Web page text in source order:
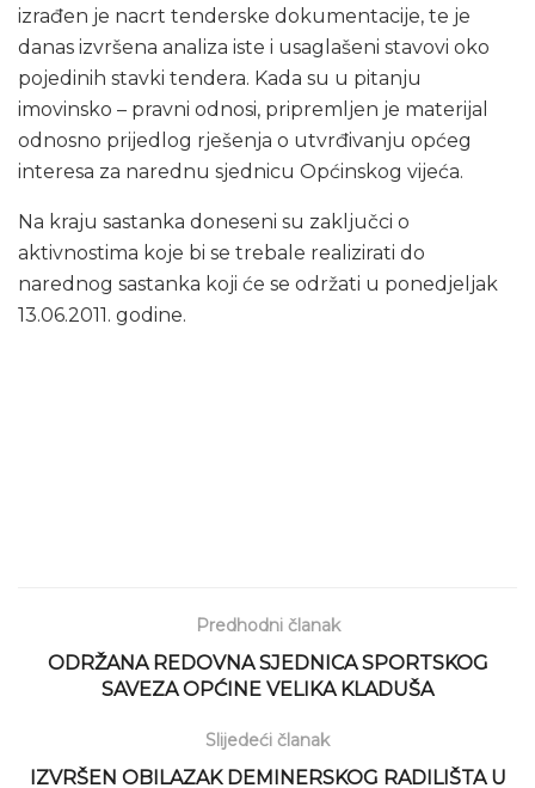
izrađen je nacrt tenderske dokumentacije, te je
danas izvršena analiza iste i usaglašeni stavovi oko
pojedinih stavki tendera. Kada su u pitanju
imovinsko – pravni odnosi, pripremljen je materijal
odnosno prijedlog rješenja o utvrđivanju općeg
interesa za narednu sjednicu Općinskog vijeća.
Na kraju sastanka doneseni su zaključci o
aktivnostima koje bi se trebale realizirati do
narednog sastanka koji će se održati u ponedjeljak
13.06.2011. godine.
Predhodni članak
ODRŽANA REDOVNA SJEDNICA SPORTSKOG
SAVEZA OPĆINE VELIKA KLADUŠA
Slijedeći članak
IZVRŠEN OBILAZAK DEMINERSKOG RADILIŠTA U